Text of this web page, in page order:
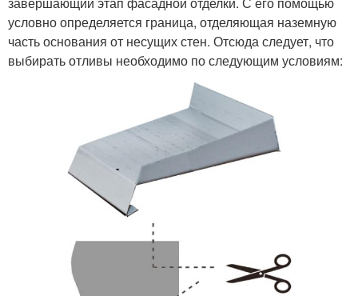
условно определяется граница, отделяющая наземную
часть основания от несущих стен. Отсюда следует, что
выбирать отливы необходимо по следующим условиям: